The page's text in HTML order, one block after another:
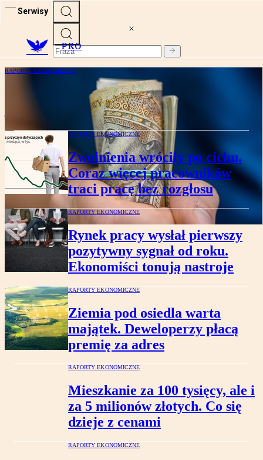
Serwisy
PRO
RAPORTY EKONOMICZNE
Setki milionów czekają na firmy. Ruszył
jeden z najciekawszych naborów roku
RAPORTY EKONOMICZNE
Zwolnienia wróciły po cichu.
Coraz więcej pracowników
traci pracę bez rozgłosu
RAPORTY EKONOMICZNE
Rynek pracy wysłał pierwszy
pozytywny sygnał od roku.
Ekonomiści tonują nastroje
RAPORTY EKONOMICZNE
Ziemia pod osiedla warta
majątek. Deweloperzy płacą
premię za adres
RAPORTY EKONOMICZNE
Mieszkanie za 100 tysięcy, ale i
za 5 milionów złotych. Co się
dzieje z cenami
RAPORTY EKONOMICZNE